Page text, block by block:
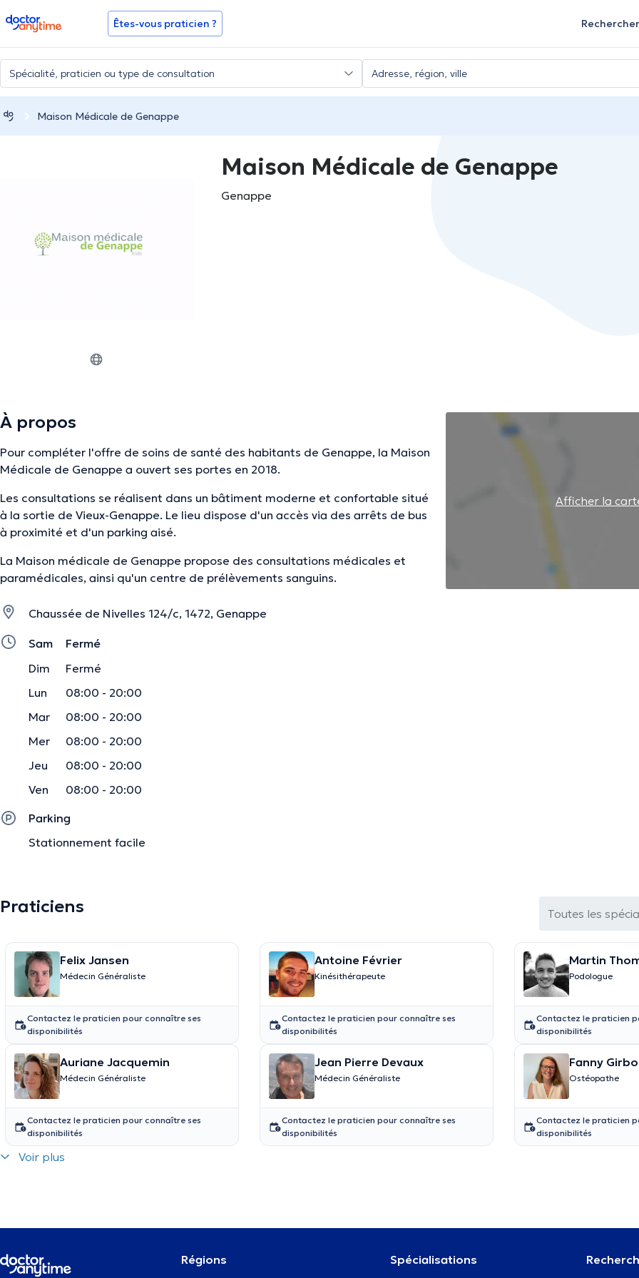
doctoranytime Êtes-vous praticien ? Rechercher
Maison Médicale de Genappe
Maison Médicale de Genappe
Genappe
À propos
Pour compléter l'offre de soins de santé des habitants de Genappe, la Maison
Médicale de Genappe a ouvert ses portes en 2018.
Les consultations se réalisent dans un bâtiment moderne et confortable situé
à la sortie de Vieux-Genappe. Le lieu dispose d'un accès via des arrêts de bus
à proximité et d'un parking aisé.
​La Maison médicale de Genappe propose des consultations médicales et
paramédicales, ainsi qu'un centre de prélèvements sanguins.
Chaussée de Nivelles 124/c, 1472, Genappe
Sam
Fermé
Dim
Fermé
Lun
08:00 - 20:00
Mar
08:00 - 20:00
Mer
08:00 - 20:00
Jeu
08:00 - 20:00
Ven
08:00 - 20:00
Parking
Stationnement facile
Afficher la
Praticiens Toutes les
Felix Jansen
Médecin Généraliste
Contactez le praticien pour connaître ses
disponibilités
Antoine Février
Kinésithérapeute
Contactez le praticien pour connaître ses
disponibilités
Martin
Podologue
Contactez le praticien
disponibilités
Auriane Jacquemin
Médecin Généraliste
Contactez le praticien pour connaître ses
disponibilités
Jean Pierre Devaux
Médecin Généraliste
Contactez le praticien pour connaître ses
disponibilités
Fanny
Ostéopathe
Contactez le praticien
disponibilités
Voir plus
Régions Spécialisations